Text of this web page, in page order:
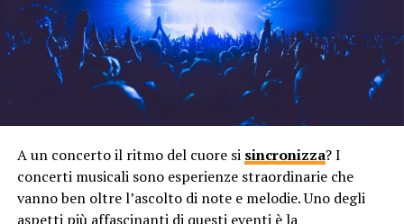
A un concerto il ritmo del cuore si sincronizza? I
concerti musicali sono esperienze straordinarie che
vanno ben oltre l’ascolto di note e melodie. Uno degli
aspetti più affascinanti di questi eventi è la